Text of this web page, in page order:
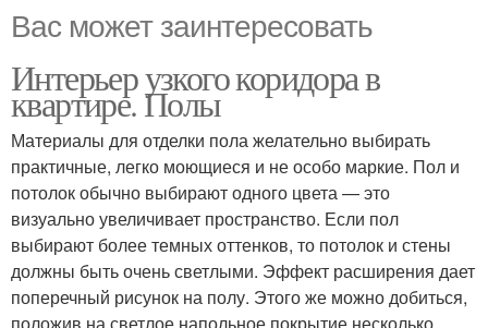
Вас может заинтересовать
Интерьер узкого коридора в
квартире. Полы
Материалы для отделки пола желательно выбирать
практичные, легко моющиеся и не особо маркие. Пол и
потолок обычно выбирают одного цвета — это
визуально увеличивает пространство. Если пол
выбирают более темных оттенков, то потолок и стены
должны быть очень светлыми. Эффект расширения дает
поперечный рисунок на полу. Этого же можно добиться,
положив на светлое напольное покрытие несколько